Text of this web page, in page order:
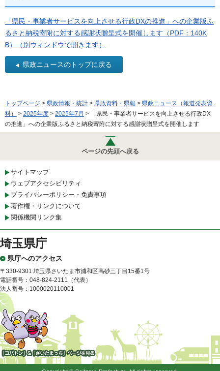
「県民・事業者サービスを向上させる行政DXの推進」への企業版ふ
るさと納税寄附に対する感謝状贈呈式を開催します（PDF：140K
B）（別ウィンドウで開きます）
県政ニュースのトップに戻る
トップページ > 県政情報・統計 > 県政資料・県報 > 県政ニュース（報道発表資
料）
> 2025年度 > 2025年7月 > 「県民・事業者サービスを向上させる行政DX
の推進」への企業版ふるさと納税寄附に対する感謝状贈呈式を開催します
ページの先頭へ戻る
サイトマップ
ウェブアクセシビリティ
プライバシーポリシー・免責事項
著作権・リンクについて
関係機関リンク集
埼玉県庁
県庁へのアクセス
〒330-9301 埼玉県さいたま市浦和区高砂三丁目15番1号
電話番号：048-824-2111（代表）
法人番号：1000020110001
「コバトン」&「さいたまっ
ち」